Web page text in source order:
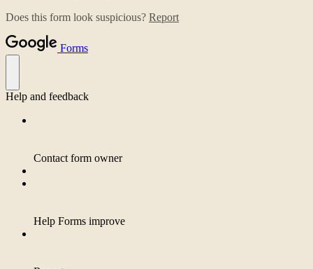
Does this form look suspicious? Report
Forms
Help and feedback
Contact form owner
Help Forms improve